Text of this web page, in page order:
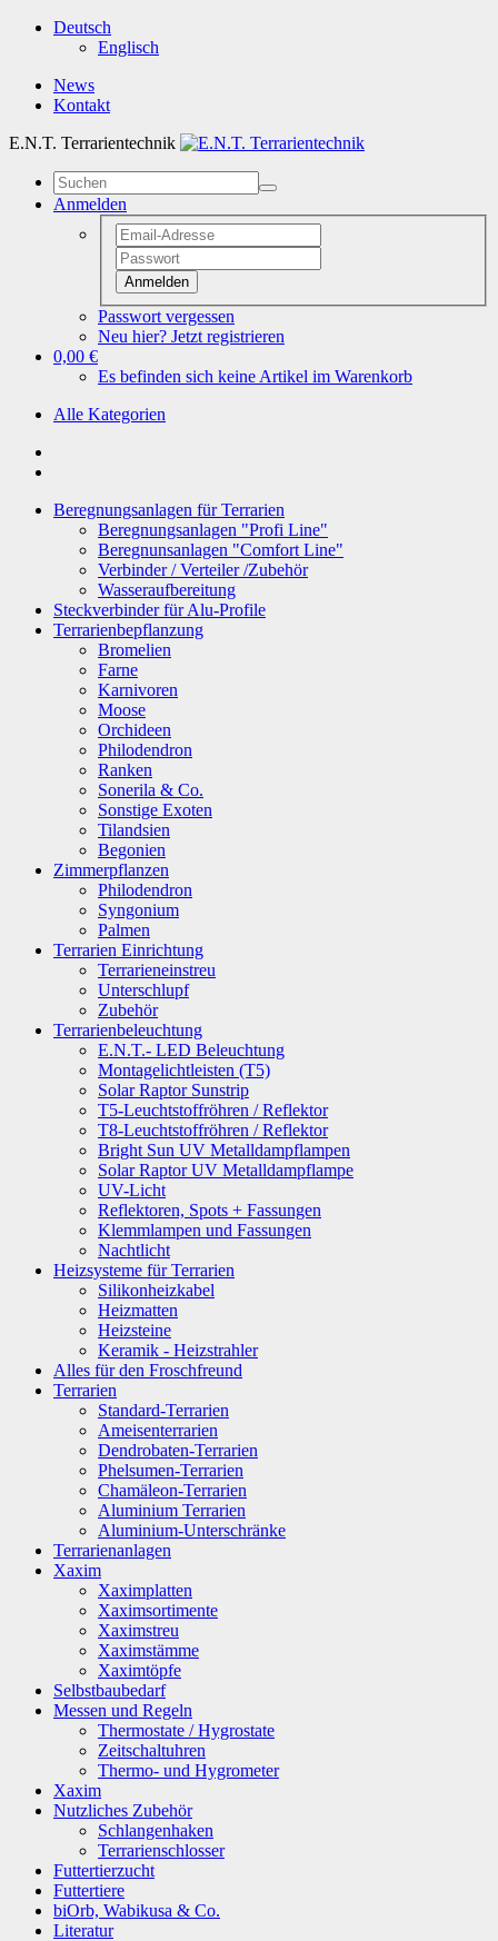
Deutsch
Englisch
News
Kontakt
E.N.T. Terrarientechnik
Anmelden
Anmelden
Passwort vergessen
Neu hier? Jetzt registrieren
0,00 €
Es befinden sich keine Artikel im Warenkorb
Alle Kategorien
Beregnungsanlagen für Terrarien
Beregnungsanlagen "Profi Line"
Beregnunsanlagen "Comfort Line"
Verbinder / Verteiler /Zubehör
Wasseraufbereitung
Steckverbinder für Alu-Profile
Terrarienbepflanzung
Bromelien
Farne
Karnivoren
Moose
Orchideen
Philodendron
Ranken
Sonerila & Co.
Sonstige Exoten
Tilandsien
Begonien
Zimmerpflanzen
Philodendron
Syngonium
Palmen
Terrarien Einrichtung
Terrarieneinstreu
Unterschlupf
Zubehör
Terrarienbeleuchtung
E.N.T.- LED Beleuchtung
Montagelichtleisten (T5)
Solar Raptor Sunstrip
T5-Leuchtstoffröhren / Reflektor
T8-Leuchtstoffröhren / Reflektor
Bright Sun UV Metalldampflampen
Solar Raptor UV Metalldampflampe
UV-Licht
Reflektoren, Spots + Fassungen
Klemmlampen und Fassungen
Nachtlicht
Heizsysteme für Terrarien
Silikonheizkabel
Heizmatten
Heizsteine
Keramik - Heizstrahler
Alles für den Froschfreund
Terrarien
Standard-Terrarien
Ameisenterrarien
Dendrobaten-Terrarien
Phelsumen-Terrarien
Chamäleon-Terrarien
Aluminium Terrarien
Aluminium-Unterschränke
Terrarienanlagen
Xaxim
Xaximplatten
Xaximsortimente
Xaximstreu
Xaximstämme
Xaximtöpfe
Selbstbaubedarf
Messen und Regeln
Thermostate / Hygrostate
Zeitschaltuhren
Thermo- und Hygrometer
Xaxim
Nutzliches Zubehör
Schlangenhaken
Terrarienschlosser
Futtertierzucht
Futtertiere
biOrb, Wabikusa & Co.
Literatur